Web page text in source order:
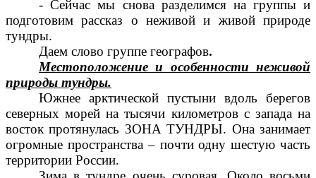
- Сейчас мы снова разделимся на группы и
подготовим рассказ о неживой и живой природе
тундры.
Даем слово группе географов.
Местоположение и особенности неживой
природы тундры.
Южнее арктической пустыни вдоль берегов
северных морей на тысячи километров с запада на
восток протянулась ЗОНА ТУНДРЫ. Она занимает
огромные пространства – почти одну шестую часть
территории России.